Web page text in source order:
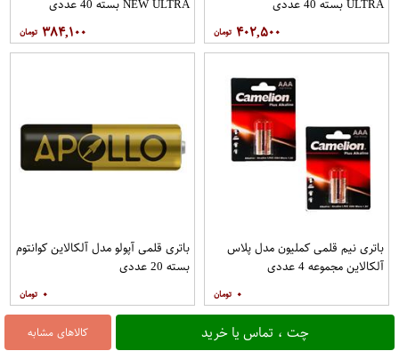
کالاهای مشابه چت ، تماس یا خرید
ULTRA بسته 40 عددی
۴۰۲,۵۰۰
NEW ULTRA بسته 40 عددی
۳۸۴,۱۰۰
باتری نیم قلمی کملیون مدل پلاس
آلکالاین مجموعه 4 عددی
۰
باتری قلمی آپولو مدل آلکالاین کوانتوم
بسته 20 عددی
۰